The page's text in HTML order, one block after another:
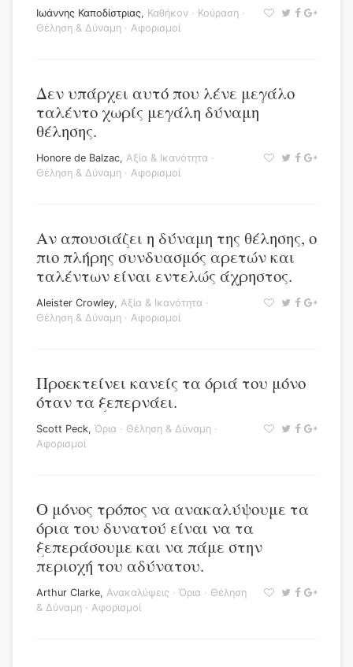
Ιωάννης Καποδίστριας, Καθήκον · Κούραση ·
Θέληση & Δύναμη · Αφορισμοί
Δεν υπάρχει αυτό που λένε μεγάλο
ταλέντο χωρίς μεγάλη δύναμη
θέλησης.
Honore de Balzac, Αξία & Ικανότητα ·
Θέληση & Δύναμη · Αφορισμοί
Αν απουσιάζει η δύναμη της θέλησης, ο
πιο πλήρης συνδυασμός αρετών και
ταλέντων είναι εντελώς άχρηστος.
Aleister Crowley, Αξία & Ικανότητα ·
Θέληση & Δύναμη · Αφορισμοί
Προεκτείνει κανείς τα όριά του μόνο
όταν τα ξεπερνάει.
Scott Peck, Όρια · Θέληση & Δύναμη ·
Αφορισμοί
Ο μόνος τρόπος να ανακαλύψουμε τα
όρια του δυνατού είναι να τα
ξεπεράσουμε και να πάμε στην
περιοχή του αδύνατου.
Arthur Clarke, Ανακαλύψεις · Όρια · Θέληση
& Δύναμη · Αφορισμοί